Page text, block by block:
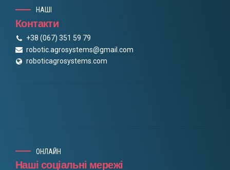
НАШІ
Контакти
+38 (067) 351 59 79
robotic.agrosystems@gmail.com
roboticagrosystems.com
ОНЛАЙН
Наші соціальні мережі